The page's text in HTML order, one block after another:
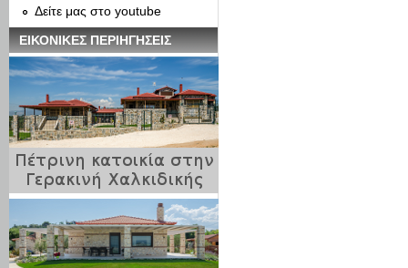
Δείτε μας στο youtube
ΕΙΚΟΝΙΚΕΣ ΠΕΡΙΗΓΗΣΕΙΣ